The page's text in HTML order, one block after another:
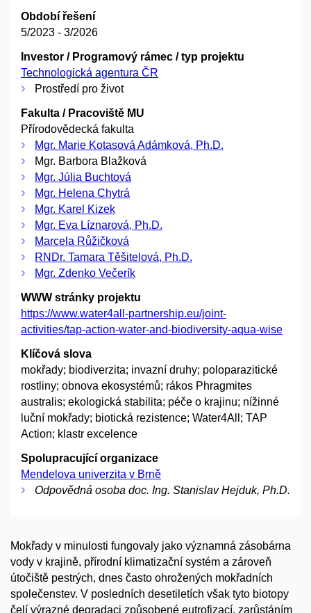
Období řešení
5/2023 - 3/2026
Investor / Programový rámec / typ projektu
Technologická agentura ČR
Prostředí pro život
Fakulta / Pracoviště MU
Přírodovědecká fakulta
Mgr. Marie Kotasová Adámková, Ph.D.
Mgr. Barbora Blažková
Mgr. Júlia Buchtová
Mgr. Helena Chytrá
Mgr. Karel Kizek
Mgr. Eva Líznarová, Ph.D.
Marcela Růžičková
RNDr. Tamara Těšitelová, Ph.D.
Mgr. Zdenko Večerík
WWW stránky projektu
https://www.water4all-partnership.eu/joint-
activities/tap-action-water-and-biodiversity-aqua-wise
Klíčová slova
mokřady; biodiverzita; invazní druhy; poloparazitické
rostliny; obnova ekosystémů; rákos Phragmites
australis; ekologická stabilita; péče o krajinu; nížinné
luční mokřady; biotická rezistence; Water4All; TAP
Action; klastr excelence
Spolupracující organizace
Mendelova univerzita v Brně
Odpovědná osoba doc. Ing. Stanislav Hejduk, Ph.D.
Mokřady v minulosti fungovaly jako významná zásobárna
vody v krajině, přírodní klimatizační systém a zároveň
útočiště pestrých, dnes často ohrožených mokřadních
společenstev. V posledních desetiletích však tyto biotopy
čelí výrazné degradaci způsobené eutrofizací, zarůstáním